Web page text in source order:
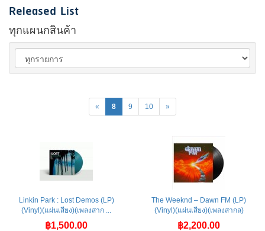
Released List
ทุกแผนกสินค้า
« 8 9 10 »
Linkin Park : Lost Demos (LP)
(Vinyl)(แผ่นเสียง)(เพลงสาก ...
฿1,500.00
The Weeknd – Dawn FM (LP)
(Vinyl)(แผ่นเสียง)(เพลงสากล)
฿2,200.00